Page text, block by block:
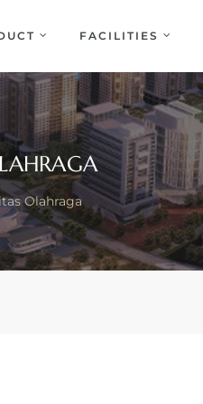
FACILITIES
Olahraga